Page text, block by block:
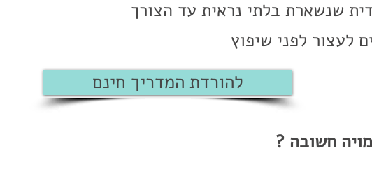
שנשארת בלתי נראית עד הצורך
לעצור לפני שיפוץ
חשובה ?
להורדת המדריך חינם